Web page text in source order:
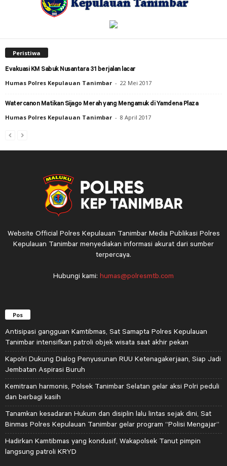
Peristiwa
Evakuasi KM Sabuk Nusantara 31 berjalan lacar
Humas Polres Kepulauan Tanimbar - 22 Mei 2017
Watercanon Matikan Sijago Merah yang Mengamuk di Yamdena Plaza
Humas Polres Kepulauan Tanimbar - 8 April 2017
Website Official Polres Kepulauan Tanimbar Media Publikasi Polres
Kepulauan Tanimbar menyediakan informasi akurat dari sumber
terpercaya.
Hubungi kami: humas@polresmtb.com
Pos
Antisipasi gangguan Kamtibmas, Sat Samapta Polres Kepulauan
Tanimbar intensifkan patroli objek wisata saat akhir pekan
Kapolri Dukung Dialog Penyusunan RUU Ketenagakerjaan, Siap Jadi
Jembatan Aspirasi Buruh
Kemitraan harmonis, Polsek Tanimbar Selatan gelar aksi Polri peduli
dan berbagi kasih
Tanamkan kesadaran Hukum dan disiplin lalu lintas sejak dini, Sat
Binmas Polres Kepulauan Tanimbar gelar program “Polisi Mengajar”
Hadirkan Kamtibmas yang kondusif, Wakapolsek Tanut pimpin
langsung patroli KRYD